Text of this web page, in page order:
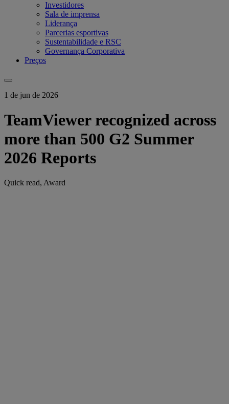
Investidores
Sala de imprensa
Liderança
Parcerias esportivas
Sustentabilidade e RSC
Governança Corporativa
Preços
1 de jun de 2026
TeamViewer recognized across
more than 500 G2 Summer
2026 Reports
Quick read, Award